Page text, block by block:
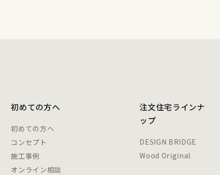
初めての方へ
初めての方へ
コンセプト
施工事例
オンライン相談
注文住宅ラインナ
ップ
DESIGN BRIDGE
Wood Original